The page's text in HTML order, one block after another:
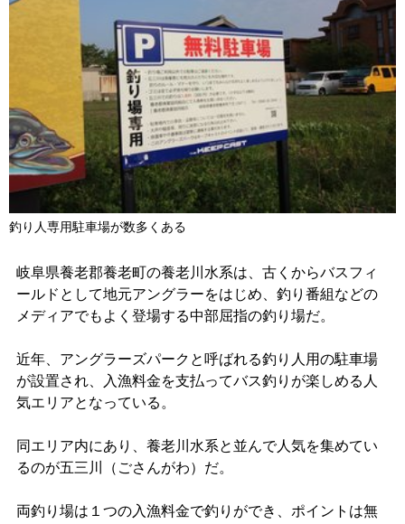
釣り人専用駐車場が数多くある
岐阜県養老郡養老町の養老川水系は、古くからバスフィ
ールドとして地元アングラーをはじめ、釣り番組などの
メディアでもよく登場する中部屈指の釣り場だ。
近年、アングラーズパークと呼ばれる釣り人用の駐車場
が設置され、入漁料金を支払ってバス釣りが楽しめる人
気エリアとなっている。
同エリア内にあり、養老川水系と並んで人気を集めてい
るのが五三川（ごさんがわ）だ。
両釣り場は１つの入漁料金で釣りができ、ポイントは無